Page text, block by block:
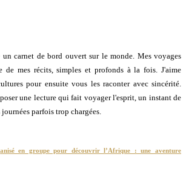
carnet de bord ouvert sur le monde. Mes voyages
de mes récits, simples et profonds à la fois. J'aime
pour ensuite vous les raconter avec sincérité.
une lecture qui fait voyager l'esprit, un instant de
parfois trop chargées.
en groupe pour découvrir l’Afrique : une aventure